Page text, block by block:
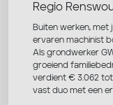
Regio
Buiten werken, met
ervaren machinist
Als grondwerker
groeiend
verdient € 3.062
vast duo met een